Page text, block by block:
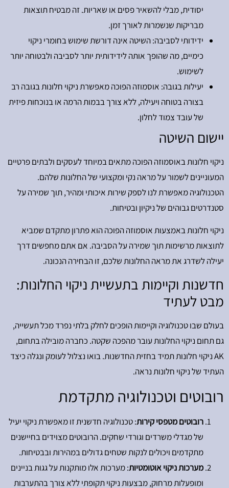
יסודית, מבלי להשאיר פסים או שאריות. זה מבטיח תוצאות
מבריקות שנשמרות לאורך זמן.
ידידותי לסביבה: השיטה אינה דורשת שימוש בחומרי ניקוי
כימיים, מה שהופך אותה לידידותית יותר לסביבה ולבטוחה יותר
לשימוש.
יעילות בגובה: אוסמוזה הפוכה מאפשרת ניקוי חלונות בגובה רב
בצורה בטוחה ויעילה, ללא צורך בבמות הרמה או בנוכחות פיזית
של עובד צמוד לחלון.
יישום השיטה
ניקוי חלונות באוסמוזה הפוכה מתאים במיוחד לעסקים ולבתים פרטיים
המעוניינים לשמור על מראה נקי ומקצועי של החלונות שלהם.
הטכנולוגיה מאפשרת לנו לספק שירות איכותי ומהיר, תוך שמירה על
סטנדרטים גבוהים של ניקיון ובטיחות.
ניקוי חלונות באמצעות אוסמוזה הפוכה הוא פתרון מתקדם שמביא
לתוצאות מרשימות תוך שמירה על הסביבה. אם אתם מחפשים דרך
יעילה לשדרג את מראה החלונות שלכם, זו הבחירה הנכונה.
חדשנות וקיימות בתעשיית ניקוי החלונות:
מבט לעתיד
בעולם שבו טכנולוגיה וקיימות הופכים לחלק בלתי נפרד מכל תעשייה,
גם תחום ניקוי החלונות עובר מהפכה שקטה. כחברה מובילה בתחום,
AK ניקוי חלונות תמיד בחזית החדשנות. בואו נצלול לעומק ונגלה כיצד
העתיד של ניקוי חלונות נראה.
רובוטים וטכנולוגיה מתקדמת
רובוטים מטפסי קירות: טכנולוגיה חדשנית זו מאפשרת ניקוי יעיל
של מגדלי משרדים וגורדי שחקים. הרובוטים מצוידים בחיישנים
מתקדמים ויכולים לנקות שטחים גדולים במהירות ובבטיחות.
מערכות ניקוי אוטומטיות: מערכות אלו מותקנות על גגות בניינים
ומופעלות מרחוק, מבצעות ניקוי תקופתי ללא צורך בהתערבות